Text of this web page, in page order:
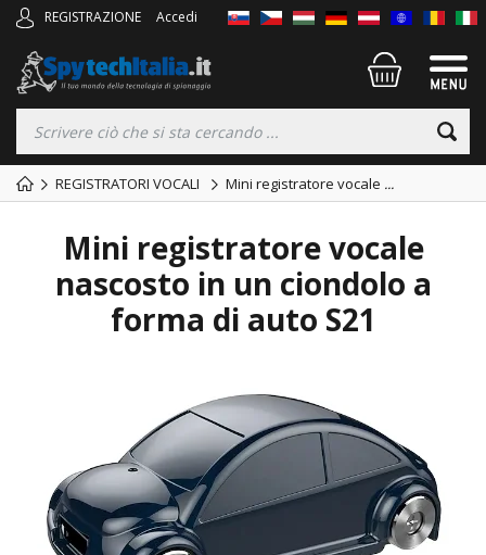
REGISTRAZIONE Accedi
REGISTRATORI VOCALI Mini registratore vocale ...
Mini registratore vocale
nascosto in un ciondolo a
forma di auto S21